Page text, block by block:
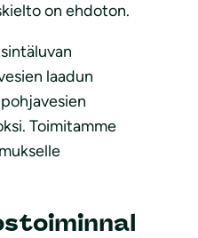
on ehdoton.
laadun
Toimitamme